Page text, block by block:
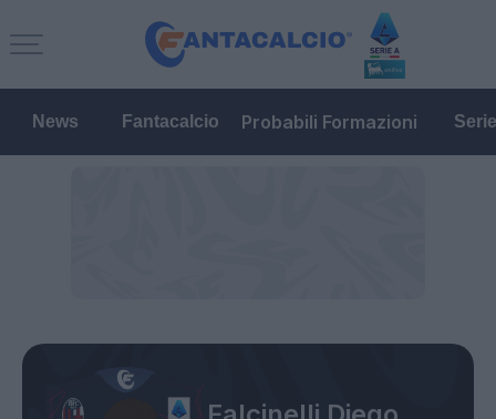
News Fantacalcio Probabili Formazioni